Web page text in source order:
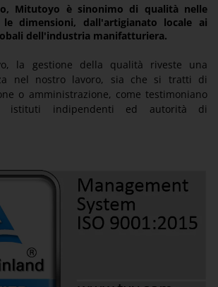
Mitutoyo è sinonimo di qualità nelle
dimensioni, dall'artigianato locale ai
dell'industria manifatturiera.
la gestione della qualità riveste una
nel nostro lavoro, sia che si tratti di
o amministrazione, come testimoniano
istituti indipendenti ed autorità di